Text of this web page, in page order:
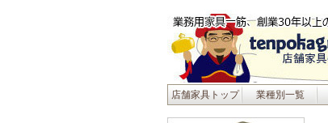
店舗家具トップ 業種別一覧